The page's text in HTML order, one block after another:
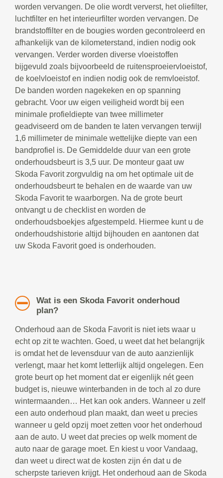
worden vervangen. De olie wordt ververst, het oliefilter,
luchtfilter en het interieurfilter worden vervangen. De
brandstoffilter en de bougies worden gecontroleerd en
afhankelijk van de kilometerstand, indien nodig ook
vervangen. Verder worden diverse vloeistoffen
bijgevuld zoals bijvoorbeeld de ruitensproeiervloeistof,
de koelvloeistof en indien nodig ook de remvloeistof.
De banden worden nagekeken en op spanning
gebracht. Voor uw eigen veiligheid wordt bij een
minimale profieldiepte van twee millimeter
geadviseerd om de banden te laten vervangen terwijl
1,6 millimeter de minimale wettelijke diepte van een
bandprofiel is. De Gemiddelde duur van een grote
onderhoudsbeurt is 3,5 uur. De monteur gaat uw
Skoda Favorit zorgvuldig na om het optimale uit de
onderhoudsbeurt te behalen en de waarde van uw
Skoda Favorit te waarborgen. Na de grote beurt
ontvangt u de checklist en worden de
onderhoudsboekjes afgestempeld. Hiermee kunt u de
onderhoudshistorie altijd bijhouden en aantonen dat
uw Skoda Favorit goed is onderhouden.
Wat is een Skoda Favorit onderhoud
plan?
Onderhoud aan de Skoda Favorit is niet iets waar u
echt op zit te wachten. Goed, u weet dat het belangrijk
is omdat het de levensduur van de auto aanzienlijk
verlengt, maar het komt letterlijk altijd ongelegen. Een
grote beurt op het moment dat er eigenlijk nét geen
budget is, nieuwe winterbanden in de toch al zo dure
wintermaanden… Het kan ook anders. Wanneer u zelf
een auto onderhoud plan maakt, dan weet u precies
wanneer u geld opzij moet zetten voor het onderhoud
aan de auto. U weet dat precies op welk moment de
auto naar de garage moet. En kiest u voor Vandaag,
dan weet u direct wat de kosten zijn én dat u de
scherpste tarieven krijgt. Het onderhoud aan de Skoda